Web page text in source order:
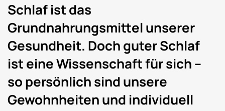
Schlaf ist das
Grundnahrungsmittel unserer
Gesundheit. Doch guter Schlaf
ist eine Wissenschaft für sich –
so persönlich sind unsere
Gewohnheiten und individuell